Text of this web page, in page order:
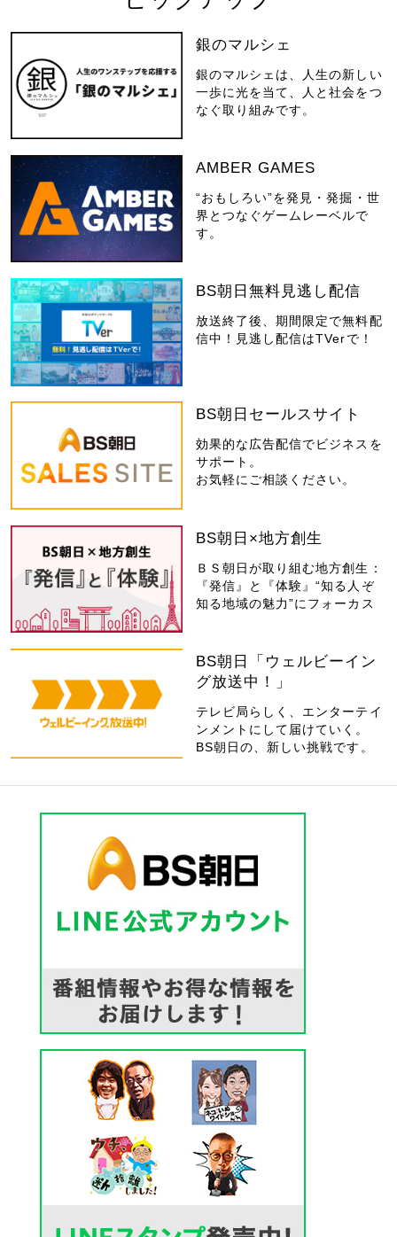
銀のマルシェ
銀のマルシェは、人生の新しい
一歩に光を当て、人と社会をつ
なぐ取り組みです。
AMBER GAMES
“おもしろい”を発見・発掘・世
界とつなぐゲームレーベルで
す。
BS朝日無料見逃し配信
放送終了後、期間限定で無料配
信中！見逃し配信はTVerで！
BS朝日セールスサイト
効果的な広告配信でビジネスを
サポート。
お気軽にご相談ください。
BS朝日×地方創生
ＢＳ朝日が取り組む地方創生：
『発信』と『体験』“知る人ぞ
知る地域の魅力”にフォーカス
BS朝日「ウェルビーイン
グ放送中！」
テレビ局らしく、エンターテイ
ンメントにして届けていく。
BS朝日の、新しい挑戦です。